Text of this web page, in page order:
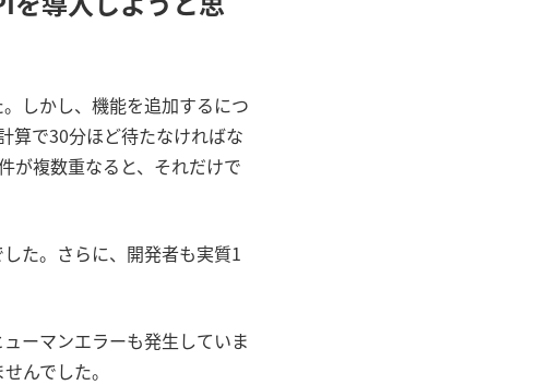
しかし、機能を追加するにつ
算で30分ほど待たなければな
が複数重なると、それだけで
た。さらに、開発者も実質1
ーマンエラーも発生していま
んでした。